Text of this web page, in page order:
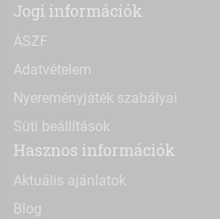
Jogi információk
ÁSZF
Adatvételem
Nyereményjáték szabályai
Süti beállítások
Hasznos információk
Aktuális ajánlatok
Blog